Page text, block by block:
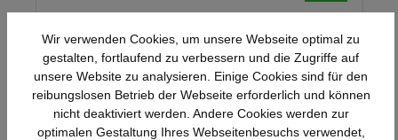
Produktgalerie überspringen
Ähnliche Artikel
Wir verwenden Cookies, um unsere Webseite optimal zu
gestalten, fortlaufend zu verbessern und die Zugriffe auf
unsere Website zu analysieren. Einige Cookies sind für den
reibungslosen Betrieb der Webseite erforderlich und können
nicht deaktiviert werden. Andere Cookies werden zur
optimalen Gestaltung Ihres Webseitenbesuchs verwendet,